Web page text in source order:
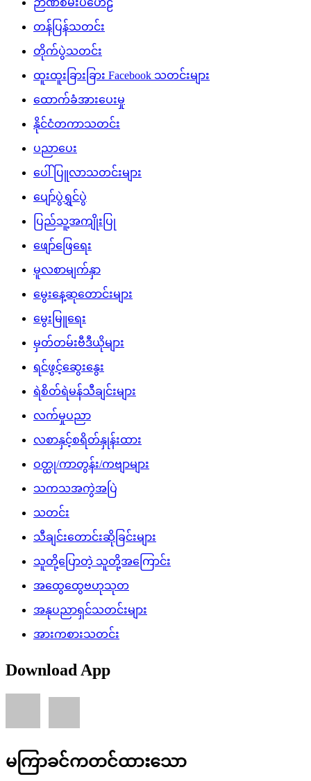
တန်ပြန်သတင်း
တိုက်ပွဲသတင်း
ထူးထူးခြားခြား Facebook သတင်းများ
ထောက်ခံအားပေးမှု
နိုင်ငံတကာသတင်း
ပညာပေး
ပေါ်ပြူလာသတင်းများ
ပျော်ပွဲရွှင်ပွဲ
ပြည်သူ့အကျိုးပြု
ဖျော်ဖြေရေး
မူလစာမျက်နှာ
မွေးနေ့ဆုတောင်းများ
မွေးမြူရေး
မှတ်တမ်းဗီဒီယိုများ
ရင်ဖွင့်ဆွေးနွေး
ရဲစိတ်ရဲမန်သီချင်းများ
လက်မှုပညာ
လစာနှင့်စရိတ်နှုန်းထား
ဝတ္ထု/ကာတွန်း/ကဗျာများ
သကသအကွဲအပြဲ
သတင်း
သီချင်းတောင်းဆိုခြင်းများ
သူတို့ပြောတဲ့ သူတို့အကြောင်း
အထွေထွေဗဟုသုတ
အနုပညာရှင်သတင်းများ
အားကစားသတင်း
Download App
မကြာခင်ကတင်ထားသော